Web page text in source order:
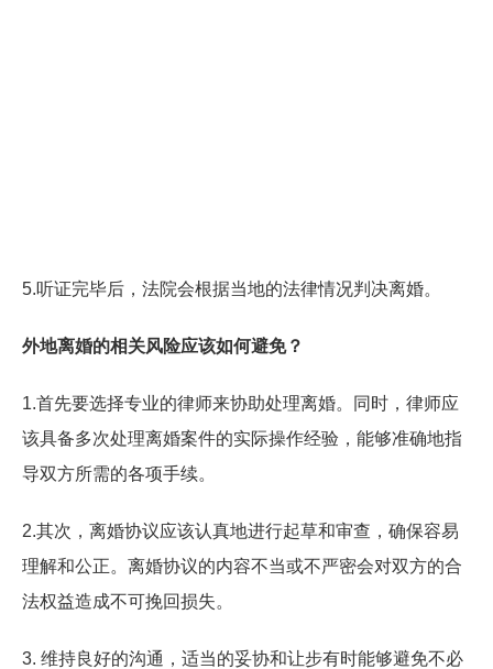
5.听证完毕后，法院会根据当地的法律情况判决离婚。
外地离婚的相关风险应该如何避免？
1.首先要选择专业的律师来协助处理离婚。同时，律师应
该具备多次处理离婚案件的实际操作经验，能够准确地指
导双方所需的各项手续。
2.其次，离婚协议应该认真地进行起草和审查，确保容易
理解和公正。离婚协议的内容不当或不严密会对双方的合
法权益造成不可挽回损失。
3. 维持良好的沟通，适当的妥协和让步有时能够避免不必